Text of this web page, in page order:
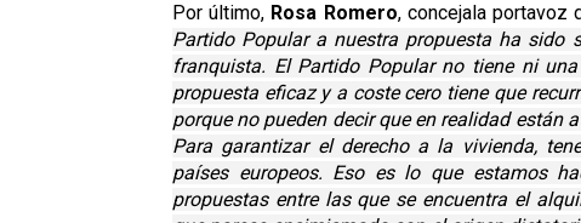
Por último, Rosa Romero, concejala portavoz
Partido Popular a nuestra propuesta ha sido
franquista. El Partido Popular no tiene ni
propuesta eficaz y a coste cero tiene que
porque no pueden decir que en realidad están
Para garantizar el derecho a la vivienda,
países europeos. Eso es lo que estamos
propuestas entre las que se encuentra el